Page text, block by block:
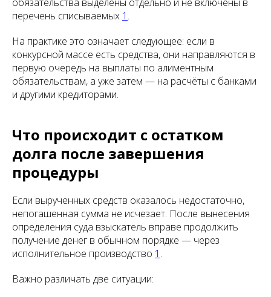
перечень списываемых 1 .
На практике это означает следующее: если в
конкурсной массе есть средства, они направляются в
первую очередь на выплаты по алиментным
обязательствам, а уже затем — на расчёты с банками
и другими кредиторами.
Что происходит с остатком
долга после завершения
процедуры
Если вырученных средств оказалось недостаточно,
непогашенная сумма не исчезает. После вынесения
определения суда взыскатель вправе продолжить
получение денег в обычном порядке — через
исполнительное производство 1 .
Важно различать две ситуации: